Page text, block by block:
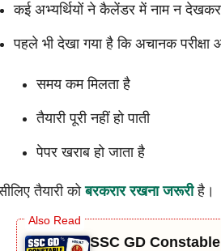
कई अभ्यर्थियों ने कैलेंडर में नाम न देखकर
पहले भी देखा गया है कि अचानक परीक्षा
समय कम मिलता है
तैयारी पूरी नहीं हो पाती
पेपर खराब हो जाता है
तैयारी कोबरकरार रखना जरूरीहै।
SSC GD Constable